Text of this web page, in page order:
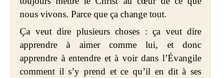
nous vivons. Parce que ça change tout.
Ça veut dire plusieurs choses : ça veut dire
apprendre à aimer comme lui, et donc
apprendre à entendre et à voir dans l’Évangile
comment il s’y prend et ce qu’il en dit à ses